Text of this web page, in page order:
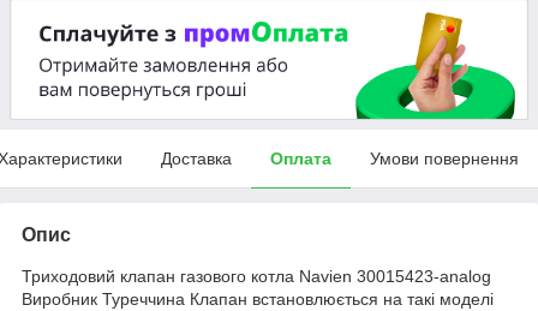
Доставка Оплата Умови повернення
Опис
Триходовий клапан газового котла Navien 30015423-analog
Виробник Туреччина Клапан встановлюється на такі моделі